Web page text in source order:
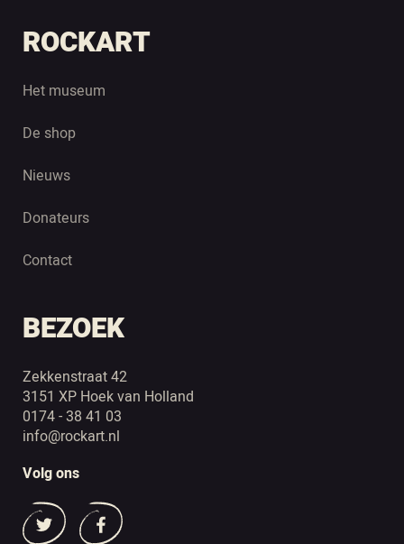
ROCKART
Het museum
De shop
Nieuws
Donateurs
Contact
BEZOEK
Zekkenstraat 42
3151 XP Hoek van Holland
0174 - 38 41 03
info@rockart.nl
Volg ons